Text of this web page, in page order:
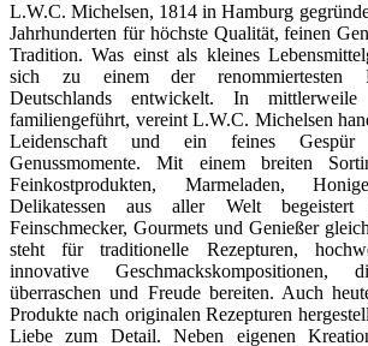
L.W.C. Michelsen, 1814 in Hamburg
Jahrhunderten für höchste Qualität, feinen
Tradition. Was einst als kleines
sich zu einem der renommiertesten
Deutschlands entwickelt. In mittlerweile
familiengeführt, vereint L.W.C. Michelsen
Leidenschaft und ein feines
Genussmomente. Mit einem breiten
Feinkostprodukten, Marmeladen,
Delikatessen aus aller Welt begeistert
Feinschmecker, Gourmets und Genießer
steht für traditionelle Rezepturen,
innovative
überraschen und Freude bereiten. Auch
Produkte nach originalen Rezepturen
Liebe zum Detail. Neben eigenen